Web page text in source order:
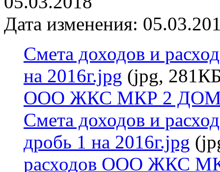
Дата изменения:
Смета доходов и
на 2016г.jpg (jpg,
ООО ЖКС МКР 2 ДОМ
Смета доходов и
дробь 1 на 2016г.jpg
расходов ООО ЖКС